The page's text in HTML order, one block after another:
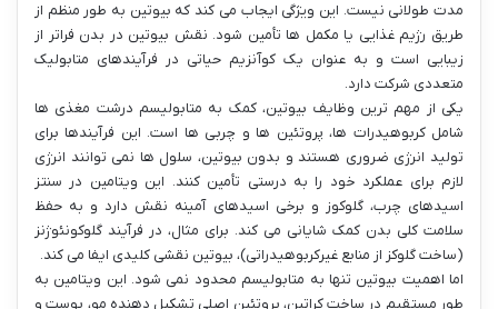
مدت طولانی نیست. این ویژگی ایجاب می کند که بیوتین به طور منظم از
طریق رژیم غذایی یا مکمل ها تأمین شود. نقش بیوتین در بدن فراتر از
زیبایی است و به عنوان یک کوآنزیم حیاتی در فرآیندهای متابولیک
متعددی شرکت دارد.
یکی از مهم ترین وظایف بیوتین، کمک به متابولیسم درشت مغذی ها
شامل کربوهیدرات ها، پروتئین ها و چربی ها است. این فرآیندها برای
تولید انرژی ضروری هستند و بدون بیوتین، سلول ها نمی توانند انرژی
لازم برای عملکرد خود را به درستی تأمین کنند. این ویتامین در سنتز
اسیدهای چرب، گلوکوز و برخی اسیدهای آمینه نقش دارد و به حفظ
سلامت کلی بدن کمک شایانی می کند. برای مثال، در فرآیند گلوکونئوژنز
(ساخت گلوکز از منابع غیرکربوهیدراتی)، بیوتین نقشی کلیدی ایفا می کند.
اما اهمیت بیوتین تنها به متابولیسم محدود نمی شود. این ویتامین به
طور مستقیم در ساخت کراتین، پروتئین اصلی تشکیل دهنده مو، پوست و